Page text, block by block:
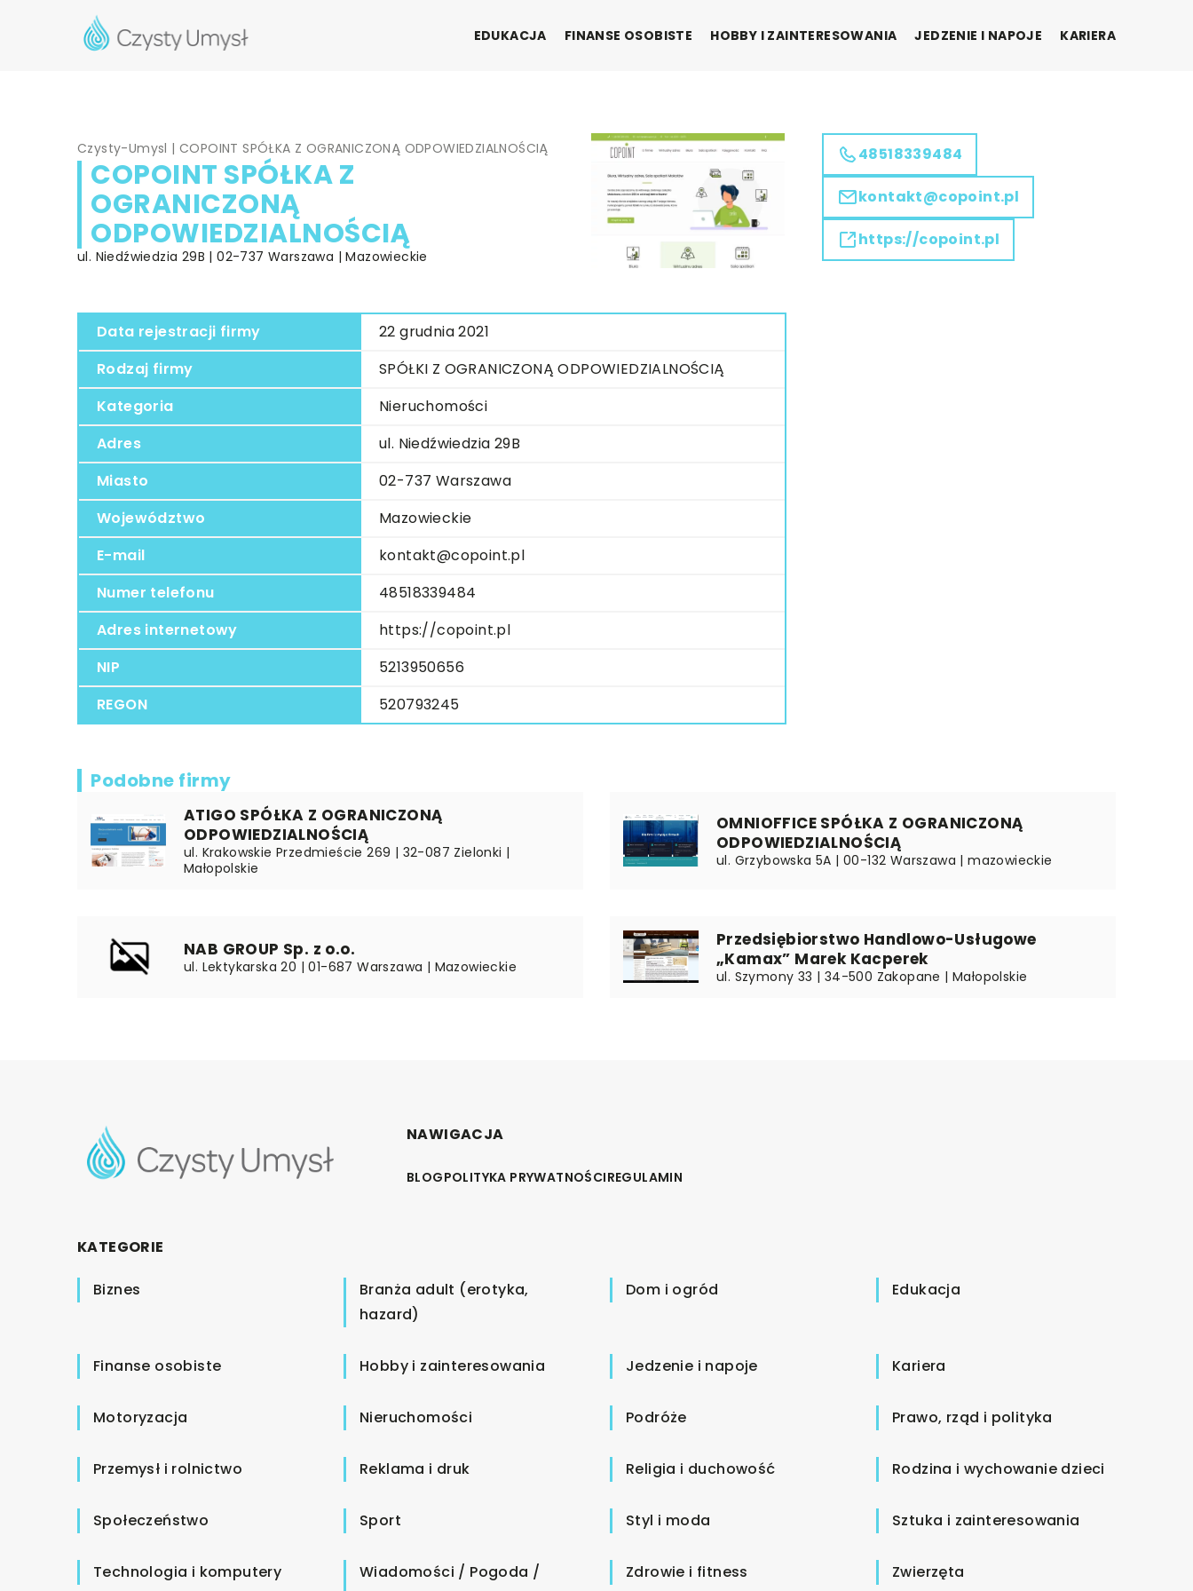
EDUKACJA FINANSE OSOBISTE HOBBY I ZAINTERESOWANIA JEDZENIE I NAPOJE KARIERA
Czysty-Umysl |COPOINT SPÓŁKA Z OGRANICZONĄ ODPOWIEDZIALNOŚCIĄ
COPOINT SPÓŁKA Z
OGRANICZONĄ
ODPOWIEDZIALNOŚCIĄ
ul. Niedźwiedzia 29B | 02-737 Warszawa | Mazowieckie
Data rejestracji firmy
22 grudnia 2021
Rodzaj firmy
SPÓŁKI Z OGRANICZONĄ ODPOWIEDZIALNOŚCIĄ
Kategoria
Nieruchomości
Adres
ul. Niedźwiedzia 29B
Miasto
02-737 Warszawa
Województwo
Mazowieckie
E-mail
kontakt@copoint.pl
Numer telefonu
48518339484
Adres internetowy
https://copoint.pl
NIP
5213950656
REGON
520793245
48518339484
kontakt@copoint.pl
https://copoint.pl
Podobne firmy
ATIGO SPÓŁKA Z OGRANICZONĄ
ODPOWIEDZIALNOŚCIĄ
ul. Krakowskie Przedmieście 269 | 32-087 Zielonki |
Małopolskie
OMNIOFFICE SPÓŁKA Z OGRANICZONĄ
ODPOWIEDZIALNOŚCIĄ
ul. Grzybowska 5A | 00-132 Warszawa | mazowieckie
NAB GROUP Sp. z o.o.
ul. Lektykarska 20 | 01-687 Warszawa | Mazowieckie
Przedsiębiorstwo Handlowo-Usługowe
„Kamax” Marek Kacperek
ul. Szymony 33 | 34-500 Zakopane | Małopolskie
NAWIGACJA
BLOGPOLITYKA PRYWATNOŚCIREGULAMIN
KATEGORIE
Biznes
Branża adult (erotyka,
hazard)
Dom i ogród Edukacja
Finanse osobiste Hobby i zainteresowania Jedzenie i napoje Kariera
Motoryzacja Nieruchomości Podróże Prawo, rząd i polityka
Przemysł i rolnictwo Reklama i druk Religia i duchowość Rodzina i wychowanie dzieci
Społeczeństwo Sport Styl i moda Sztuka i zainteresowania
Technologia i komputery
Wiadomości / Pogoda /
Zdrowie i fitness Zwierzęta